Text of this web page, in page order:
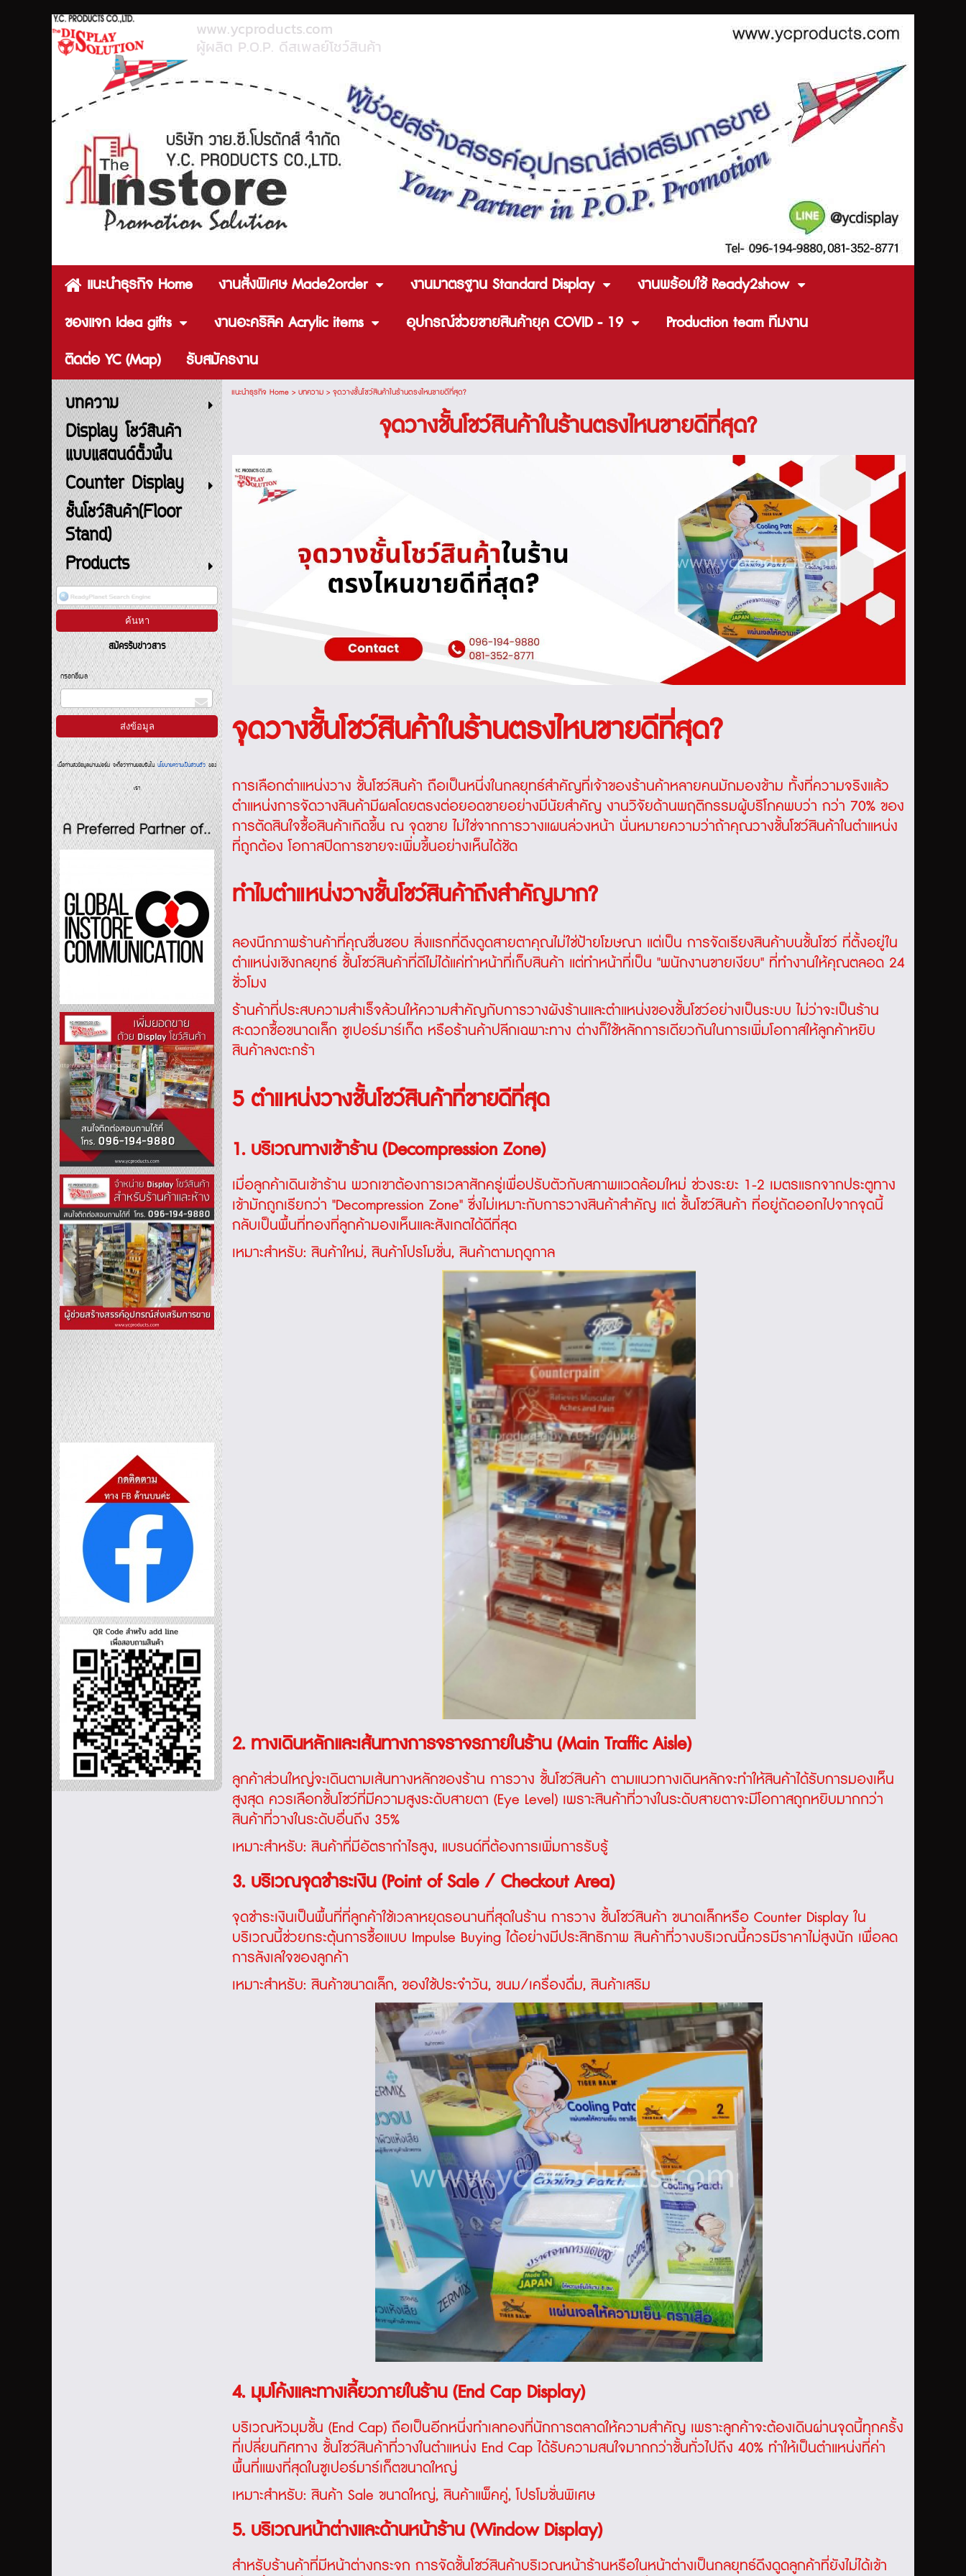
www.ycproducts.com
ผู้ผลิต P.O.P. ดีสเพลย์โชว์สินค้า
แนะนำธุรกิจ Home งานสั่งพิเศษ Made2order งานมาตรฐาน Standard Display
งานพร้อมใช้ Ready2show
ของแจก Idea gifts
งานอะคริลิค Acrylic items อุปกรณ์ช่วยขายสินค้ายุค COVID - 19
Production team ทีมงาน
ติดต่อ YC (Map)
รับสมัครงาน
บทความ
Display โชว์สินค้า
แบบแสตนด์ตั้งพื้น
Counter Display
ชั้นโชว์สินค้า(Floor
Stand)
Products
สมัครรับข่าวสาร
กรอกอีเมล
เมื่อท่านส่งข้อมูลผ่านฟอร์ม จะถือว่าท่านยอมรับในนโยบายความเป็นส่วนตัวของ
เรา
แนะนำธุรกิจ Home> บทความ> จุดวางชั้นโชว์สินค้าในร้านตรงไหนขายดีที่สุด?
จุดวางชั้นโชว์สินค้าในร้านตรงไหนขายดีที่สุด?
จุดวางชั้นโชว์สินค้าในร้านตรงไหนขายดีที่สุด?
การเลือกตำแหน่งวาง ชั้นโชว์สินค้า ถือเป็นหนึ่งในกลยุทธ์สำคัญที่เจ้าของร้านค้าหลายคนมักมองข้าม ทั้งที่ความจริงแล้ว
ตำแหน่งการจัดวางสินค้ามีผลโดยตรงต่อยอดขายอย่างมีนัยสำคัญ งานวิจัยด้านพฤติกรรมผู้บริโภคพบว่า กว่า 70% ของ
การตัดสินใจซื้อสินค้าเกิดขึ้น ณ จุดขาย ไม่ใช่จากการวางแผนล่วงหน้า นั่นหมายความว่าถ้าคุณวางชั้นโชว์สินค้าในตำแหน่ง
ที่ถูกต้อง โอกาสปิดการขายจะเพิ่มขึ้นอย่างเห็นได้ชัด
ทำไมตำแหน่งวางชั้นโชว์สินค้าถึงสำคัญมาก?
ลองนึกภาพร้านค้าที่คุณชื่นชอบ สิ่งแรกที่ดึงดูดสายตาคุณไม่ใช่ป้ายโฆษณา แต่เป็น การจัดเรียงสินค้าบนชั้นโชว์ ที่ตั้งอยู่ใน
ตำแหน่งเชิงกลยุทธ์ ชั้นโชว์สินค้าที่ดีไม่ได้แค่ทำหน้าที่เก็บสินค้า แต่ทำหน้าที่เป็น "พนักงานขายเงียบ" ที่ทำงานให้คุณตลอด 24
ชั่วโมง
ร้านค้าที่ประสบความสำเร็จล้วนให้ความสำคัญกับการวางผังร้านและตำแหน่งของชั้นโชว์อย่างเป็นระบบ ไม่ว่าจะเป็นร้าน
สะดวกซื้อขนาดเล็ก ซูเปอร์มาร์เก็ต หรือร้านค้าปลีกเฉพาะทาง ต่างก็ใช้หลักการเดียวกันในการเพิ่มโอกาสให้ลูกค้าหยิบ
สินค้าลงตะกร้า
5 ตำแหน่งวางชั้นโชว์สินค้าที่ขายดีที่สุด
1. บริเวณทางเข้าร้าน (Decompression Zone)
เมื่อลูกค้าเดินเข้าร้าน พวกเขาต้องการเวลาสักครู่เพื่อปรับตัวกับสภาพแวดล้อมใหม่ ช่วงระยะ 1-2 เมตรแรกจากประตูทาง
เข้ามักถูกเรียกว่า "Decompression Zone" ซึ่งไม่เหมาะกับการวางสินค้าสำคัญ แต่ ชั้นโชว์สินค้า ที่อยู่ถัดออกไปจากจุดนี้
กลับเป็นพื้นที่ทองที่ลูกค้ามองเห็นและสังเกตได้ดีที่สุด
เหมาะสำหรับ: สินค้าใหม่, สินค้าโปรโมชั่น, สินค้าตามฤดูกาล
2. ทางเดินหลักและเส้นทางการจราจรภายในร้าน (Main Traffic Aisle)
ลูกค้าส่วนใหญ่จะเดินตามเส้นทางหลักของร้าน การวาง ชั้นโชว์สินค้า ตามแนวทางเดินหลักจะทำให้สินค้าได้รับการมองเห็น
สูงสุด ควรเลือกชั้นโชว์ที่มีความสูงระดับสายตา (Eye Level) เพราะสินค้าที่วางในระดับสายตาจะมีโอกาสถูกหยิบมากกว่า
สินค้าที่วางในระดับอื่นถึง 35%
เหมาะสำหรับ: สินค้าที่มีอัตรากำไรสูง, แบรนด์ที่ต้องการเพิ่มการรับรู้
3. บริเวณจุดชำระเงิน (Point of Sale / Checkout Area)
จุดชำระเงินเป็นพื้นที่ที่ลูกค้าใช้เวลาหยุดรอนานที่สุดในร้าน การวาง ชั้นโชว์สินค้า ขนาดเล็กหรือ Counter Display ใน
บริเวณนี้ช่วยกระตุ้นการซื้อแบบ Impulse Buying ได้อย่างมีประสิทธิภาพ สินค้าที่วางบริเวณนี้ควรมีราคาไม่สูงนัก เพื่อลด
การลังเลใจของลูกค้า
เหมาะสำหรับ: สินค้าขนาดเล็ก, ของใช้ประจำวัน, ขนม/เครื่องดื่ม, สินค้าเสริม
4. มุมโค้งและทางเลี้ยวภายในร้าน (End Cap Display)
บริเวณหัวมุมชั้น (End Cap) ถือเป็นอีกหนึ่งทำเลทองที่นักการตลาดให้ความสำคัญ เพราะลูกค้าจะต้องเดินผ่านจุดนี้ทุกครั้ง
ที่เปลี่ยนทิศทาง ชั้นโชว์สินค้าที่วางในตำแหน่ง End Cap ได้รับความสนใจมากกว่าชั้นทั่วไปถึง 40% ทำให้เป็นตำแหน่งที่ค่า
พื้นที่แพงที่สุดในซูเปอร์มาร์เก็ตขนาดใหญ่
เหมาะสำหรับ: สินค้า Sale ขนาดใหญ่, สินค้าแพ็คคู่, โปรโมชั่นพิเศษ
5. บริเวณหน้าต่างและด้านหน้าร้าน (Window Display)
สำหรับร้านค้าที่มีหน้าต่างกระจก การจัดชั้นโชว์สินค้าบริเวณหน้าร้านหรือในหน้าต่างเป็นกลยุทธ์ดึงดูดลูกค้าที่ยังไม่ได้เข้า